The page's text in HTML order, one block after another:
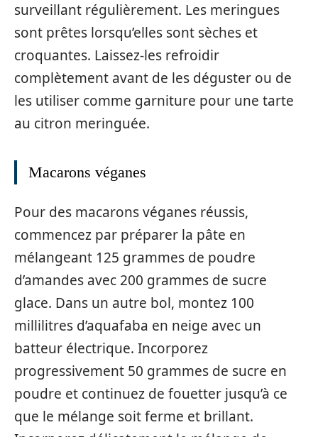
surveillant régulièrement. Les meringues
sont prêtes lorsqu’elles sont sèches et
croquantes. Laissez-les refroidir
complètement avant de les déguster ou de
les utiliser comme garniture pour une tarte
au citron meringuée.
Macarons véganes
Pour des macarons véganes réussis,
commencez par préparer la pâte en
mélangeant 125 grammes de poudre
d’amandes avec 200 grammes de sucre
glace. Dans un autre bol, montez 100
millilitres d’aquafaba en neige avec un
batteur électrique. Incorporez
progressivement 50 grammes de sucre en
poudre et continuez de fouetter jusqu’à ce
que le mélange soit ferme et brillant.